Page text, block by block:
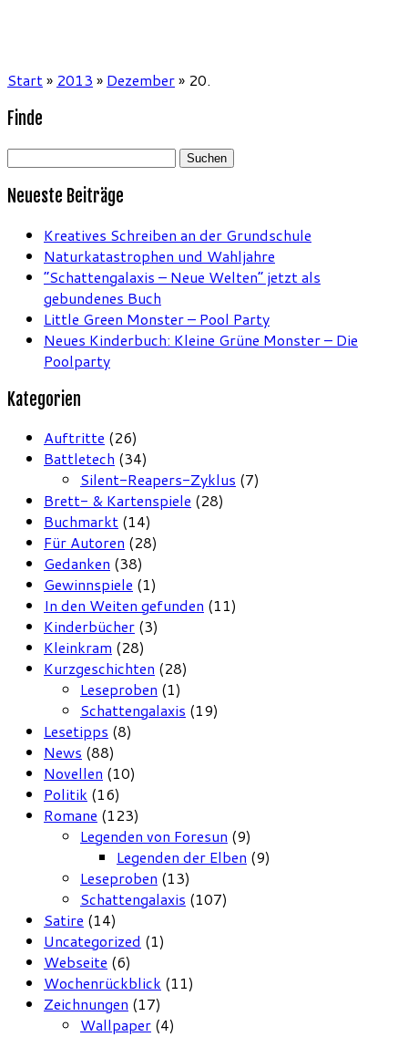
Start» 2013 » Dezember» 20.
Finde
Suchen
Neueste Beiträge
Kreatives Schreiben an der Grundschule
Naturkatastrophen und Wahljahre
“Schattengalaxis – Neue Welten” jetzt als
gebundenes Buch
Little Green Monster – Pool Party
Neues Kinderbuch: Kleine Grüne Monster – Die
Poolparty
Kategorien
Auftritte (26)
Battletech (34)
Silent-Reapers-Zyklus (7)
Brett- & Kartenspiele (28)
Buchmarkt (14)
Für Autoren (28)
Gedanken (38)
Gewinnspiele (1)
In den Weiten gefunden (11)
Kinderbücher (3)
Kleinkram (28)
Kurzgeschichten (28)
Leseproben (1)
Schattengalaxis (19)
Lesetipps (8)
News (88)
Novellen (10)
Politik (16)
Romane (123)
Legenden von Foresun (9)
Legenden der Elben (9)
Leseproben (13)
Schattengalaxis (107)
Satire (14)
Uncategorized (1)
Webseite (6)
Wochenrückblick (11)
Zeichnungen (17)
Wallpaper (4)